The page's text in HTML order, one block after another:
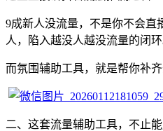
9成新人没流量，不是你不会直
人，陷入越没人越没流量的闭环
而氛围辅助工具，就是帮你补
二、这套流量辅助工具，不止